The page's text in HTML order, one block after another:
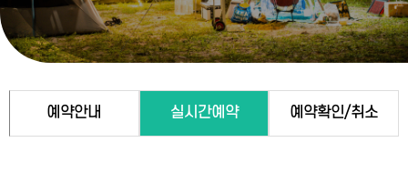
예약안내 실시간예약 예약확인/취소